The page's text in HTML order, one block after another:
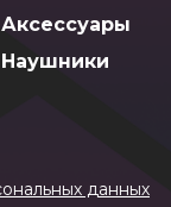
Аксессуары
Наушники
данных